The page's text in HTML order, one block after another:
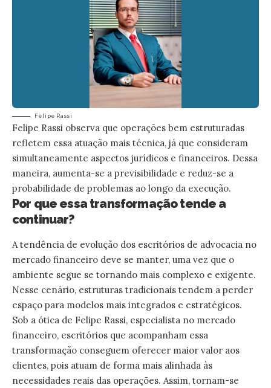
Felipe Rassi
Felipe Rassi observa que operações bem estruturadas
refletem essa atuação mais técnica, já que consideram
simultaneamente aspectos jurídicos e financeiros. Dessa
maneira, aumenta-se a previsibilidade e reduz-se a
probabilidade de problemas ao longo da execução.
Por que essa transformação tende a
continuar?
A tendência de evolução dos escritórios de advocacia no
mercado financeiro deve se manter, uma vez que o
ambiente segue se tornando mais complexo e exigente.
Nesse cenário, estruturas tradicionais tendem a perder
espaço para modelos mais integrados e estratégicos.
Sob a ótica de Felipe Rassi, especialista no mercado
financeiro, escritórios que acompanham essa
transformação conseguem oferecer maior valor aos
clientes, pois atuam de forma mais alinhada às
necessidades reais das operações. Assim, tornam-se